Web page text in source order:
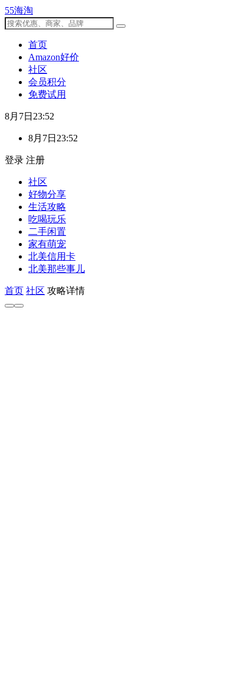
55海淘
首页
Amazon好价
社区
会员积分
免费试用
8月7日23:52
8月7日23:52
登录 注册
社区
好物分享
生活攻略
吃喝玩乐
二手闲置
家有萌宠
北美信用卡
北美那些事儿
首页 社区 攻略详情